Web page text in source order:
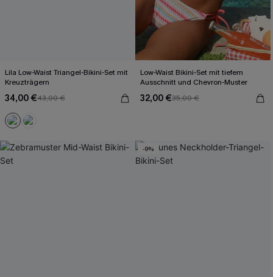
Lila Low-Waist Triangel-Bikini-Set mit
Kreuzträgern
34,00 €43,00 €
Low-Waist Bikini-Set mit tiefem
Ausschnitt und Chevron-Muster
32,00 €35,00 €
-9%